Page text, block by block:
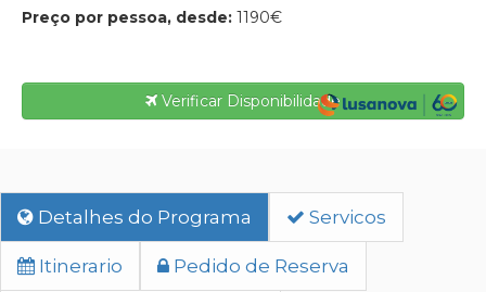
Preço por pessoa, desde: 1190€
Verificar Disponibilidade
Detalhes do Programa Servicos
Itinerario Pedido de Reserva